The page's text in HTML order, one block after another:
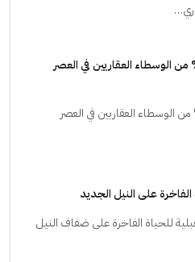
يفشل 90% من الوسطاء العقاريين في العصر
يفشل 90% من الوسطاء العقاريين في العصر
على النيل الجديد
للحياة الفاخرة على ضفاف النيل